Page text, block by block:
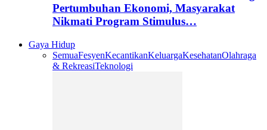
Pertumbuhan Ekonomi, Masyarakat
Nikmati Program Stimulus…
Gaya Hidup
SemuaFesyenKecantikanKeluargaKesehatanOlahraga
& RekreasiTeknologi